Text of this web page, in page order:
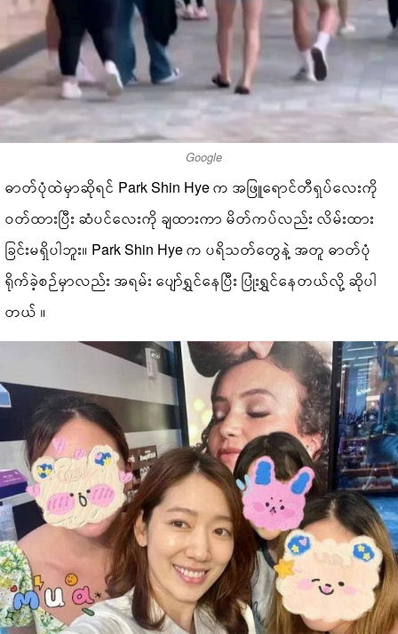
Google
ဓာတ်ပုံထဲမှာဆိုရင် Park Shin Hye က အဖြူရောင်တီရှပ်လေးကို
ဝတ်ထားပြီး ဆံပင်လေးကို ချထားကာ မိတ်ကပ်လည်း လိမ်းထား
ခြင်းမရှိပါဘူး။ Park Shin Hye က ပရိသတ်တွေနဲ့ အတူ ဓာတ်ပုံ
ရိုက်ခဲ့စဉ်မှာလည်း အရမ်း ပျော်ရွှင်နေပြီး ပြုံးရွှင်နေတယ်လို့ ဆိုပါ
တယ် ။